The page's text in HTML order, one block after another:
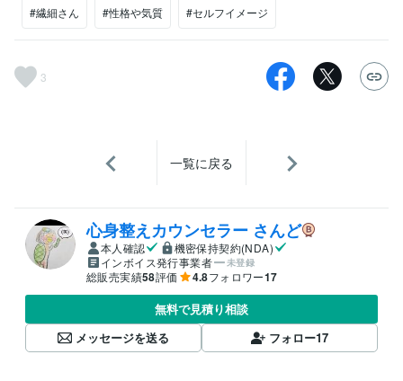
#繊細さん #性格や気質 #セルフイメージ
3
一覧に戻る
心身整えカウンセラー さんど
本人確認
機密保持契約(NDA)
インボイス発行事業者
未登録
総販売実績58評価 4.8フォロワー17
無料で見積り相談
メッセージを送る
フォロー17